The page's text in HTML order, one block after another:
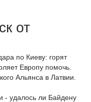
от
по Киеву: горят
Европу помочь.
Альянса в Латвии.
- удалось ли Байдену